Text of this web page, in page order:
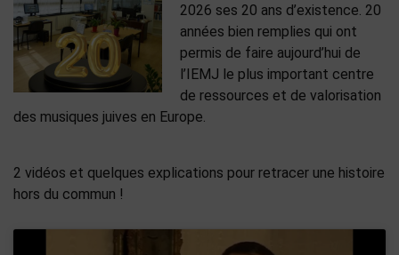
2026 ses 20 ans d’existence. 20
années bien remplies qui ont
permis de faire aujourd’hui de
l’IEMJ le plus important centre
de ressources et de valorisation
des musiques juives en Europe.
2 vidéos et quelques explications pour retracer une histoire
hors du commun !